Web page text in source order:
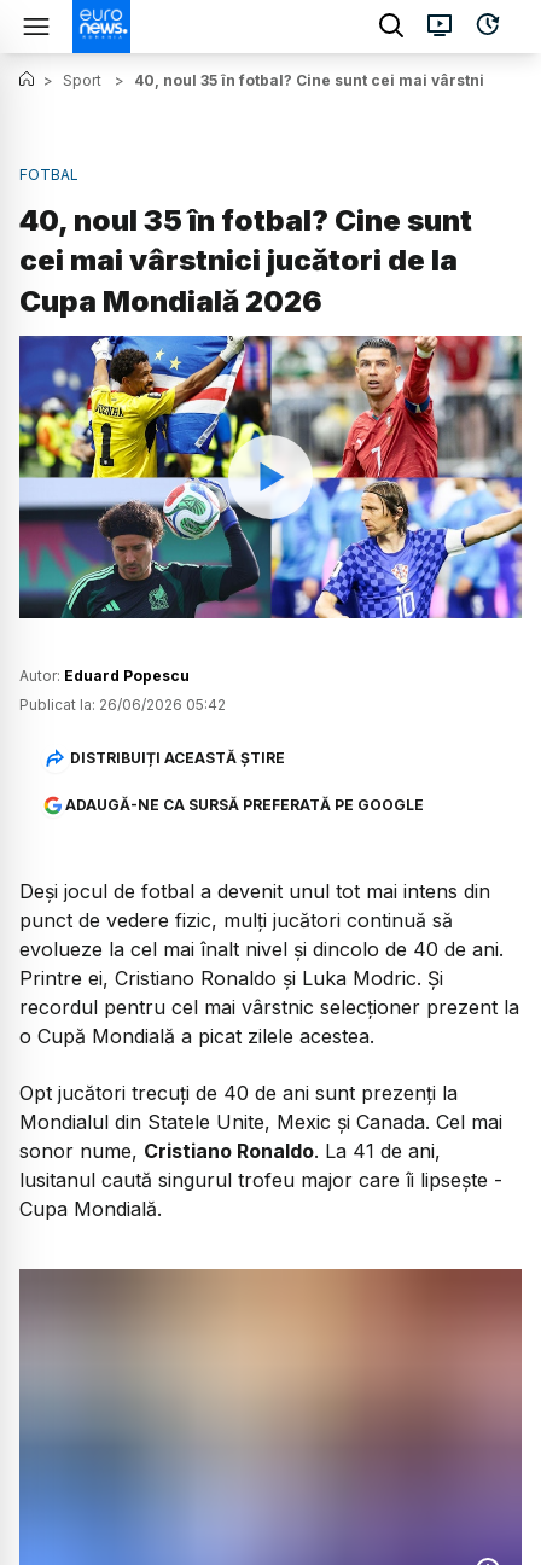
> Sport > 40, noul 35 în fotbal? Cine sunt cei mai vârstnici
FOTBAL
40, noul 35 în fotbal? Cine sunt
cei mai vârstnici jucători de la
Cupa Mondială 2026
Watch
Autor: Eduard Popescu
Publicat la: 26/06/2026 05:42
DISTRIBUIȚI ACEASTĂ ȘTIRE
ADAUGĂ-NE CA SURSĂ PREFERATĂ PE GOOGLE
Deși jocul de fotbal a devenit unul tot mai intens din
punct de vedere fizic, mulți jucători continuă să
evolueze la cel mai înalt nivel și dincolo de 40 de ani.
Printre ei, Cristiano Ronaldo și Luka Modric. Și
recordul pentru cel mai vârstnic selecționer prezent la
o Cupă Mondială a picat zilele acestea.
Opt jucători trecuți de 40 de ani sunt prezenți la
Mondialul din Statele Unite, Mexic și Canada. Cel mai
sonor nume, Cristiano Ronaldo. La 41 de ani,
lusitanul caută singurul trofeu major care îi lipsește -
Cupa Mondială.